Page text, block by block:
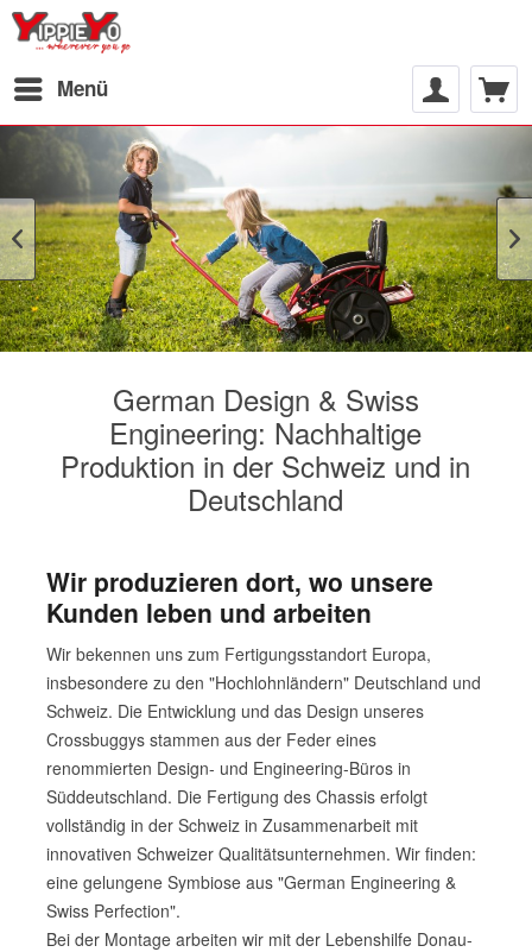
Menü
German Design & Swiss
Engineering: Nachhaltige
Produktion in der Schweiz und in
Deutschland
Wir produzieren dort, wo unsere
Kunden leben und arbeiten
Wir bekennen uns zum Fertigungsstandort Europa,
insbesondere zu den "Hochlohnländern" Deutschland und
Schweiz. Die Entwicklung und das Design unseres
Crossbuggys stammen aus der Feder eines
renommierten Design- und Engineering-Büros in
Süddeutschland. Die Fertigung des Chassis erfolgt
vollständig in der Schweiz in Zusammenarbeit mit
innovativen Schweizer Qualitätsunternehmen. Wir finden:
eine gelungene Symbiose aus "German Engineering &
Swiss Perfection".
Bei der Montage arbeiten wir mit der Lebenshilfe Donau-